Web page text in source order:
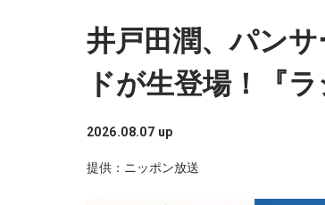
井戸田潤、パン
ドが生登場！『
2026.08.07 up
提供：ニッポン放送